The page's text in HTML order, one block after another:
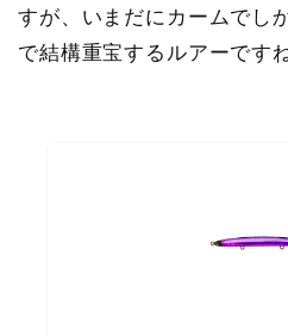
すが、いまだにカームでし
で結構重宝するルアーです